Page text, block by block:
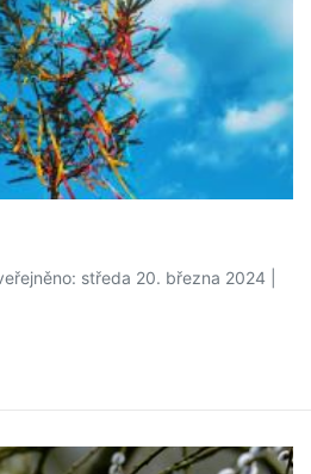
středa 20. března 2024 |